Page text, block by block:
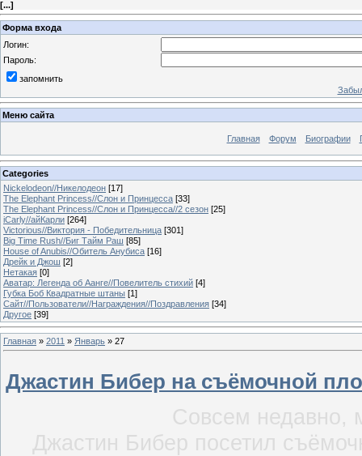
[...]
Форма входа
Логин:
Пароль:
запомнить
Меню сайта
Главная Форум Биографии
Categories
Nickelodeon//Никелодеон [17]
The Elephant Princess//Слон и Принцесса [33]
The Elephant Princess//Слон и Принцесса//2 сезон [25]
iCarly//айКарли [264]
Victorious//Виктория - Победительница [301]
Big Time Rush//Биг Тайм Раш [85]
House of Anubis//Обитель Анубиса [16]
Дрейк и Джош [2]
Нетакая [0]
Аватар: Легенда об Аанге//Повелитель стихий [4]
Губка Боб Квадратные штаны [1]
Сайт//Пользователи//Награждения//Поздравления [34]
Другое [39]
Главная » 2011 » Январь » 27
Джастин Бибер на съёмочной
Совсем недавно,
Джастин Бибер посетил